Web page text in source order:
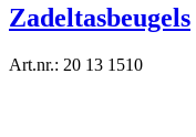
Zadeltasbeugels
Art.nr.: 20 13 1510